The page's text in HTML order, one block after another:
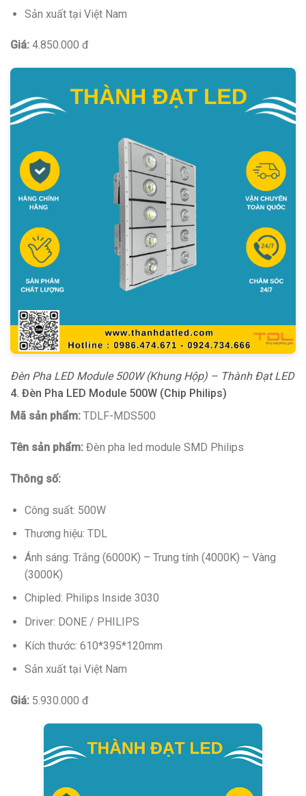
Sản xuất tại Việt Nam
Giá: 4.850.000 đ
Đèn Pha LED Module 500W (Khung Hộp) – Thành Đạt LED
4. Đèn Pha LED Module 500W (Chip Philips)
Mã sản phẩm: TDLF-MDS500
Tên sản phẩm: Đèn pha led module SMD Philips
Thông số:
Công suất: 500W
Thương hiệu: TDL
Ánh sáng: Trắng (6000K) – Trung tính (4000K) – Vàng
(3000K)
Chipled: Philips Inside 3030
Driver: DONE / PHILIPS
Kích thước: 610*395*120mm
Sản xuất tại Việt Nam
Giá: 5.930.000 đ